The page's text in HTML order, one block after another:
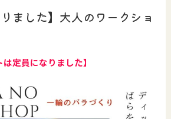
りました】大人のワークショ
は定員になりました】